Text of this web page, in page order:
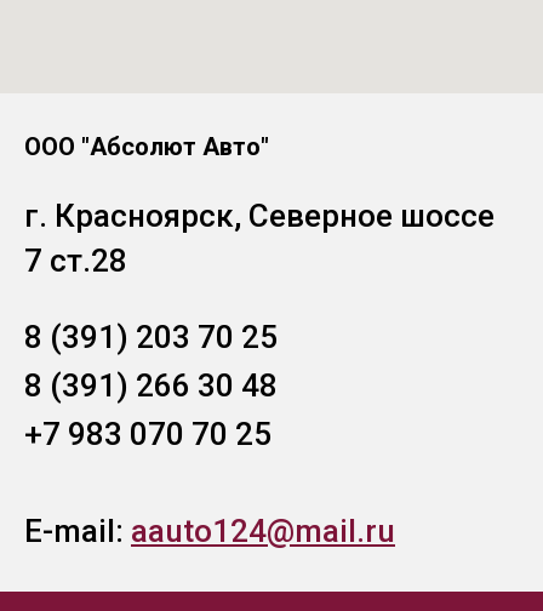
ООО "Абсолют Авто"
г. Красноярск, Северное шоссе
7 ст.28
8 (391) 203 70 25
8 (391) 266 30 48
+7 983 070 70 25
E-mail: aauto124@mail.ru